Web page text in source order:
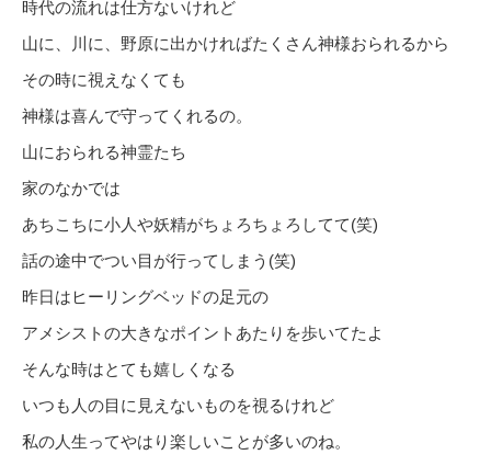
時代の流れは仕方ないけれど
山に、川に、野原に出かければたくさん神様おられるから
その時に視えなくても
神様は喜んで守ってくれるの。
山におられる神霊たち
家のなかでは
あちこちに小人や妖精がちょろちょろしてて(笑)
話の途中でつい目が行ってしまう(笑)
昨日はヒーリングベッドの足元の
アメシストの大きなポイントあたりを歩いてたよ
そんな時はとても嬉しくなる
いつも人の目に見えないものを視るけれど
私の人生ってやはり楽しいことが多いのね。